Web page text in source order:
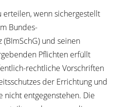
erteilen, wenn sichergestellt
Bundes-
(BImSchG) und seinen
Pflichten erfüllt
rechtliche Vorschriften
der Errichtung und
nicht entgegenstehen. Die